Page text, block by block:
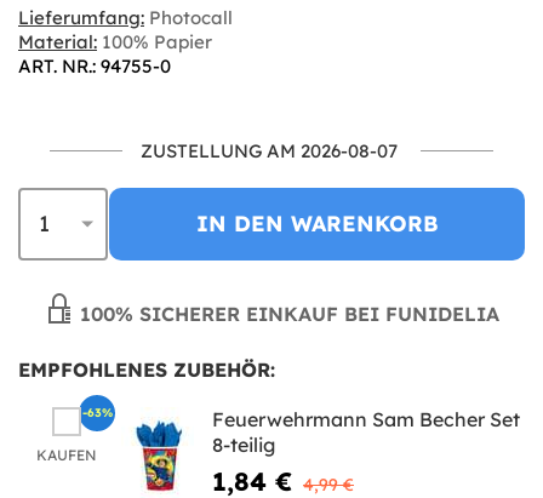
Lieferumfang: Photocall
Material: 100% Papier
ART. NR.: 94755-0
ZUSTELLUNG AM 2026-08-07
IN DEN WARENKORB
100% SICHERER EINKAUF BEI FUNIDELIA
EMPFOHLENES ZUBEHÖR:
KAUFEN
Feuerwehrmann Sam Becher Set
8-teilig
1,84 € 4,99 €
-63%